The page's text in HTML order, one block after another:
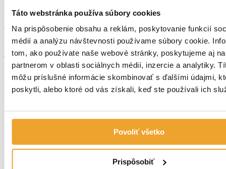
Táto webstránka používa súbory cookies
Na prispôsobenie obsahu a reklám, poskytovanie funkcií
médií a analýzu návštevnosti používame súbory cookie.
tom, ako používate naše webové stránky, poskytujeme aj
partnerom v oblasti sociálnych médií, inzercie a analytiky.
môžu príslušné informácie skombinovať s ďalšími údajmi,
poskytli, alebo ktoré od vás získali, keď ste používali ich
Povoliť všetko
Prispôsobiť
Kontaktujte nás!
Chcete zistiť viac? Ponúkame Vám bezplatnú individuálnu
konzultáciu.
KONTAKTOVAŤ
Mgr. Tomáš Pápež
Vedúci predajne
predajca1@lamina.sk
Referencie